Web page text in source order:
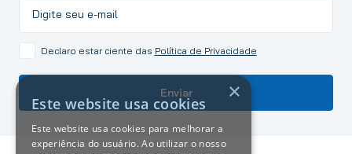
Declaro estar ciente das Política de Privacidade
Enviar ×
Este website usa cookies
Este website usa cookies para melhorar a
experiência do usuário. Ao utilizar o nosso